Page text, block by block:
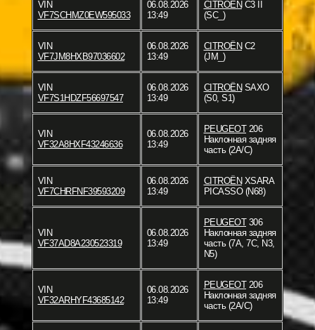
VIN
VF7SCHMZ0EW595033
06.08.2026
13:49
CITROËN C3 II
(SC_)
VIN
VF7JM8HXB97036602
06.08.2026
13:49
CITROËN C2
(JM_)
VIN
VF7S1HDZF56697547
06.08.2026
13:49
CITROËN SAXO
(S0, S1)
VIN
VF32A8HXF43246636
06.08.2026
13:49
PEUGEOT206
Наклонная задняя
часть (2A/C)
VIN
VF7CHRFNF39593209
06.08.2026
13:49
CITROËN XSARA
PICASSO (N68)
VIN
VF37AD8A230523319
06.08.2026
13:49
PEUGEOT306
Наклонная задняя
часть (7A, 7C, N3,
N5)
VIN
VF32ARHYF43685142
06.08.2026
13:49
PEUGEOT206
Наклонная задняя
часть (2A/C)